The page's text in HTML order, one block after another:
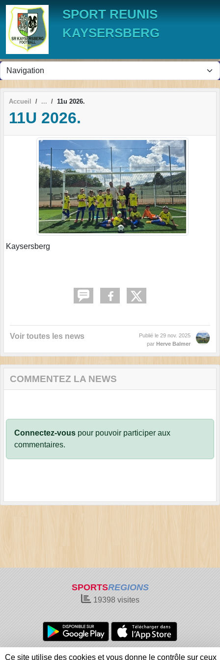
SPORT REUNIS
KAYSERSBERG
Accueil 11u 2026.
11U 2026.
Kaysersberg
Voir toutes les news Publié le 29 nov. 2025
par Herve Balmer
COMMENTEZ LA NEWS
Connectez-vous pour pouvoir participer aux
commentaires.
SPORTSREGIONS
19398visites
Charte cookies Gestion des cookies
Panneau de gestion des cookies
Ce site utilise des cookies et vous donne le contrôle sur ceux